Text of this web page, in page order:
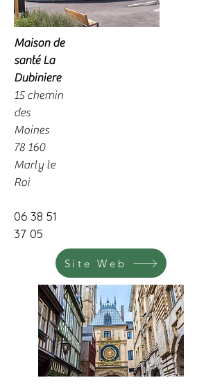
Maison de
santé La
Dubiniere
15 chemin
des
Moines
78 160
Marly le
Roi
06 38 51
37 05
Site Web